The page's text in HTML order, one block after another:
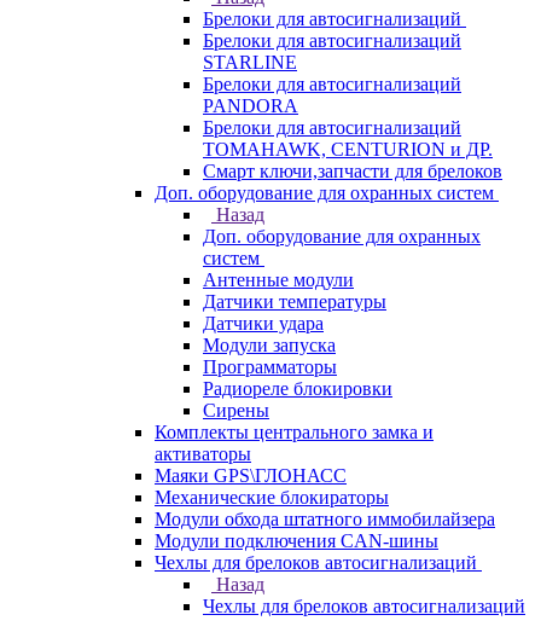
Брелоки для автосигнализаций
Брелоки для автосигнализаций
STARLINE
Брелоки для автосигнализаций
PANDORA
Брелоки для автосигнализаций
TOMAHAWK, CENTURION и ДР.
Смарт ключи,запчасти для брелоков
Доп. оборудование для охранных систем
Назад
Доп. оборудование для охранных
систем
Антенные модули
Датчики температуры
Датчики удара
Модули запуска
Программаторы
Радиореле блокировки
Сирены
Комплекты центрального замка и
активаторы
Маяки GPS\ГЛОНАСС
Механические блокираторы
Модули обхода штатного иммобилайзера
Модули подключения CAN-шины
Чехлы для брелоков автосигнализаций
Назад
Чехлы для брелоков автосигнализаций